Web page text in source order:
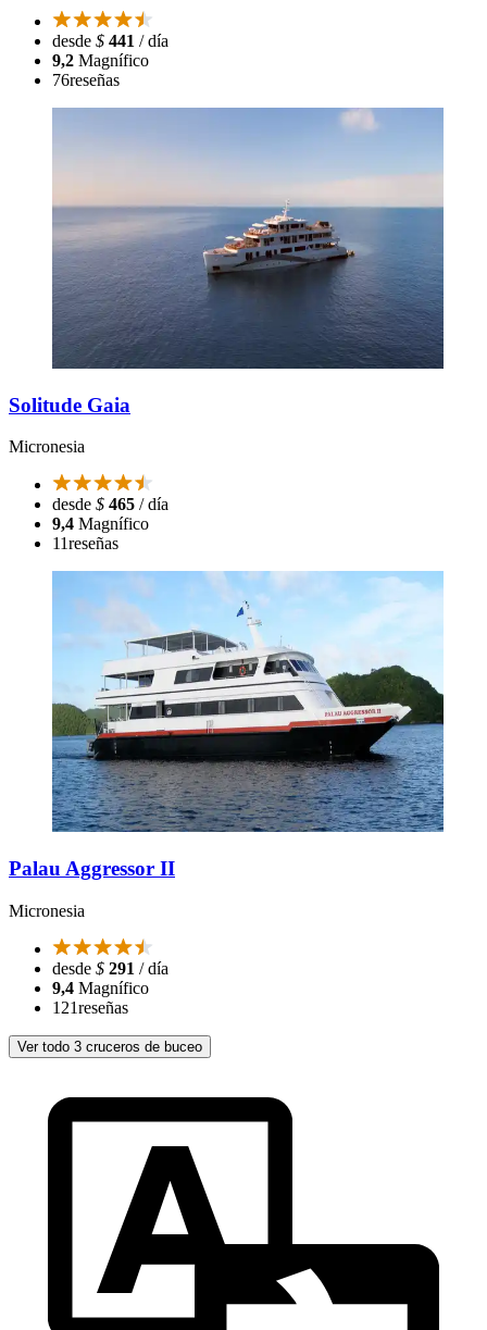
desde $ 441 / día
9,2 Magnífico
76reseñas
Solitude Gaia
Micronesia
desde $ 465 / día
9,4 Magnífico
11reseñas
Palau Aggressor II
Micronesia
desde $ 291 / día
9,4 Magnífico
121reseñas
Ver todo 3 cruceros de buceo